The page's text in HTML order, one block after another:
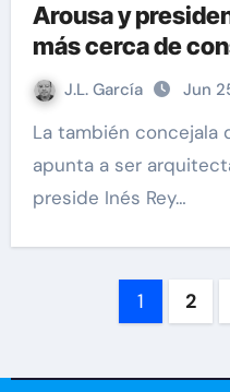
Arousa y
más cerca de
el Ayuntamiento
J.L. García Jun
La también concejala del PSdeG en Vilagarcía,
apunta a ser
preside Inés Rey…
Paginación
1 2